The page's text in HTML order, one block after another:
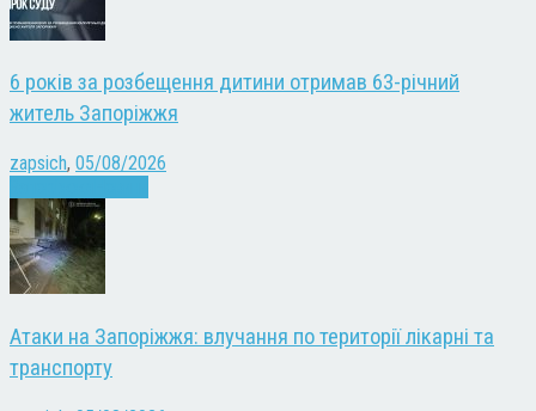
6 років за розбещення дитини отримав 63-річний
житель Запоріжжя
zapsich, 05/08/2026
Атаки на Запоріжжя: влучання по території лікарні та
транспорту